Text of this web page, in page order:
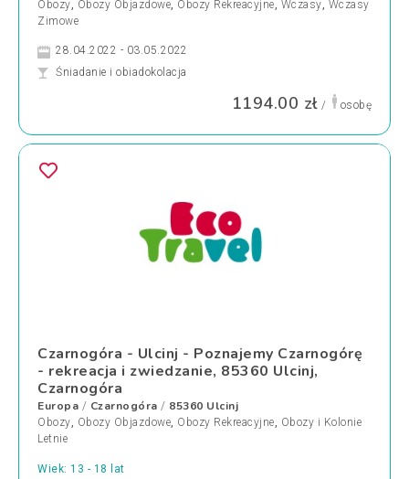
Obozy, Obozy Objazdowe, Obozy Rekreacyjne, Wczasy, Wczasy
Zimowe
28.04.2022 - 03.05.2022
Śniadanie i obiadokolacja
1194.00 zł / osobę
Czarnogóra - Ulcinj - Poznajemy Czarnogórę
- rekreacja i zwiedzanie, 85360 Ulcinj,
Czarnogóra
Europa / Czarnogóra / 85360 Ulcinj
Obozy, Obozy Objazdowe, Obozy Rekreacyjne, Obozy i Kolonie
Letnie
Wiek: 13 - 18 lat